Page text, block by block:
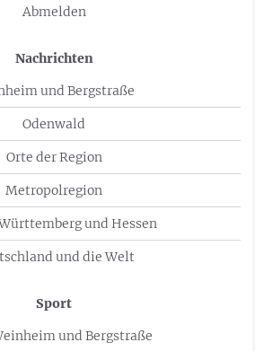
Abmelden
Nachrichten
und Bergstraße
Odenwald
Orte der Region
Metropolregion
und Hessen
und die Welt
Sport
und Bergstraße